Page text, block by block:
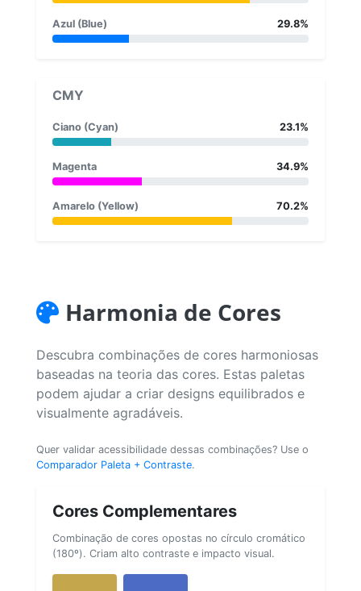
Azul (Blue) 29.8%
CMY
Ciano (Cyan) 23.1%
Magenta 34.9%
Amarelo (Yellow) 70.2%
Harmonia de Cores
Descubra combinações de cores harmoniosas
baseadas na teoria das cores. Estas paletas
podem ajudar a criar designs equilibrados e
visualmente agradáveis.
Quer validar acessibilidade dessas combinações? Use o
Comparador Paleta + Contraste.
Cores Complementares
Combinação de cores opostas no círculo cromático
(180º). Criam alto contraste e impacto visual.